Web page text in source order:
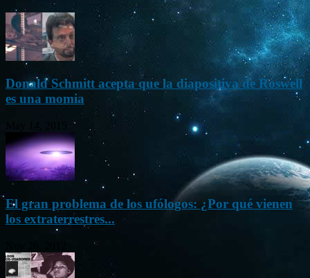
Donald Schmitt acepta que la diapositiva de Roswell
es una momia
May 14, 2015
El gran problema de los ufólogos: ¿Por qué vienen
los extraterrestres...